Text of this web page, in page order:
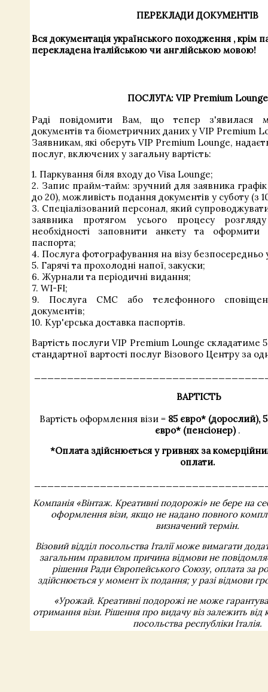
ПЕРЕКЛАДИ ДОКУМЕНТІВ
Вся документація українського походження ,крім
перекладена італійською чи англійською мовою!
ПОСЛУГА: VIP Premium Lounge
Раді повідомити Вам, що тепер з'явилася
документів та біометричних даних у VIP Premium
Заявникам, які оберуть VIP Premium Lounge,
послуг, включених у загальну вартість:
1. Паркування біля входу до Visa Lounge;
2. Запис прайм-тайм: зручний для заявника
до 20), можливість подання документів у суботу (з
3. Спеціалізований персонал, який
заявника протягом усього процесу
необхідності заповнити анкету та оформити
паспорта;
4. Послуга фотографування на візу безпосередньо
5. Гарячі та прохолодні напої, закуски;
6. Журнали та періодичні видання;
7. WI-FI;
9. Послуга СМС або телефонного
документів;
10. Кур'єрська доставка паспортів.
Вартість послуги VIP Premium Lounge складатиме
стандартної вартості послуг Візового Центру за
ВАРТІСТЬ
Вартість оформлення візи = 85 євро* (дорослий),
євро* (пенсіонер).
*Оплата здійснюється у гривнях за
оплати.
Компанія «Вінтаж. Креативні подорожі» не бере на
оформлення візи, якщо не надано повного
визначений термін.
Візовий відділ посольства Італії може вимагати
загальним правилом причина відмови не
рішення Ради Європейського Союзу, оплата за
здійснюється у момент їх подання; у разі відмови
«Урожай. Креативні подорожі не може
отримання візи. Рішення про видачу віз залежить від
посольства республіки Італія.